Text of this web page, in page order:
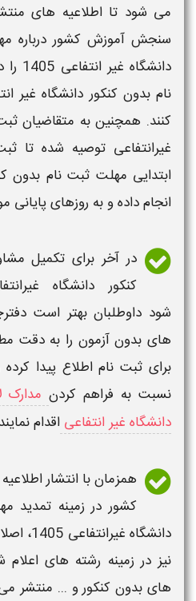
می شود تا اطلاعیه های
سنجش آموزش کشور درباره
دانشگاه غیر انتفاعی 1405
را
نام بدون کنکور دانشگاه غیر
کنند. همچنین به متقاضیان
غیرانتفاعی توصیه شده تا
ابتدایی مهلت ثبت نام بدون
انجام داده و به روزهای پایانی
در آخر برای تکمیل
کنکور دانشگاه غیرانتفاعی
شود داوطلبان بهتر است
های بدون آزمون را به دقت
برایثبت ناماطلاع پیدا
نسبت به فراهم کردنمدارک
دانشگاه غیر انتفاعی اقدام
همزمان با انتشار
کشور در زمینه تمدید
دانشگاه غیرانتفاعی 1405
،
نیز در زمینه رشته های اعلام
های بدون کنکورو ... منتشر می